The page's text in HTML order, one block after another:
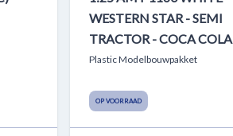
WESTERN STAR - SEMI
TRACTOR - COCA COLA
Plastic Modelbouwpakket
OP VOORRAAD